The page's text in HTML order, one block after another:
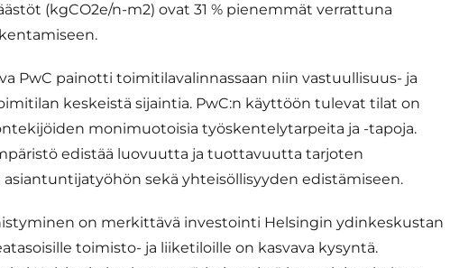
(kgCO2e/n-m2) ovat 31 % pienemmät verrattuna
PwC painotti toimitilavalinnassaan niin vastuullisuus- ja
keskeistä sijaintia. PwC:n käyttöön tulevat tilat on
monimuotoisia työskentelytarpeita ja -tapoja.
edistää luovuutta ja tuottavuutta tarjoten
sekä yhteisöllisyyden edistämiseen.
on merkittävä investointi Helsingin ydinkeskustan
toimisto- ja liiketiloille on kasvava kysyntä.